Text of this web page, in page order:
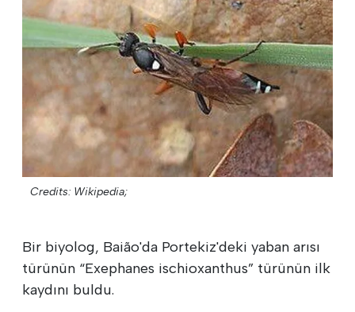
Credits: Wikipedia;
Bir biyolog, Baião'da Portekiz'deki yaban arısı
türünün “Exephanes ischioxanthus” türünün ilk
kaydını buldu.